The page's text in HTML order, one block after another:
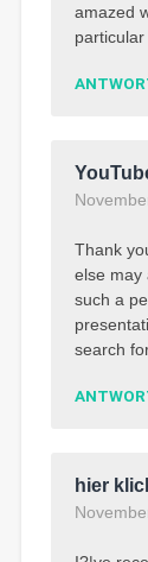
amazed
Thank
else may
such a
search
hier